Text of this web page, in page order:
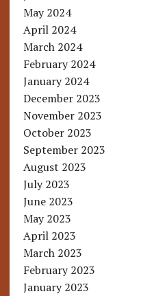
May 2024
April 2024
March 2024
February 2024
January 2024
December 2023
November 2023
October 2023
September 2023
August 2023
July 2023
June 2023
May 2023
April 2023
March 2023
February 2023
January 2023